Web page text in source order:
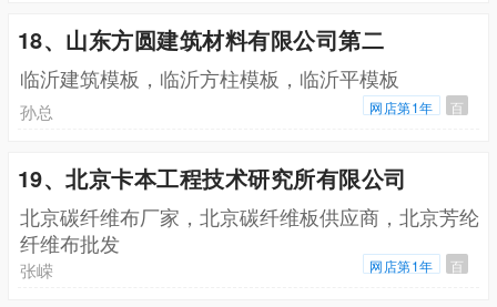
18、山东方圆建筑材料有限公司第二
临沂建筑模板，临沂方柱模板，临沂平模板
孙总 网店第1年 百
19、北京卡本工程技术研究所有限公司
北京碳纤维布厂家，北京碳纤维板供应商，北京芳纶
纤维布批发
张嵘 网店第1年 百